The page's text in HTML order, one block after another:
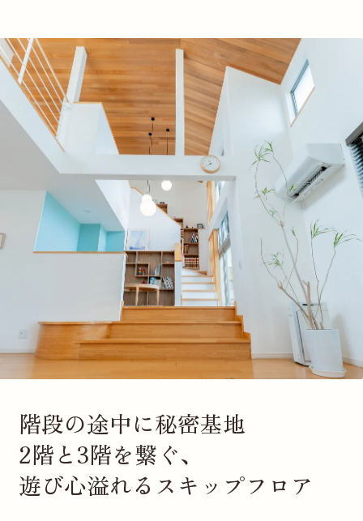
階段の途中に秘密基地
2階と3階を繋ぐ、
遊び心溢れるスキップフロア